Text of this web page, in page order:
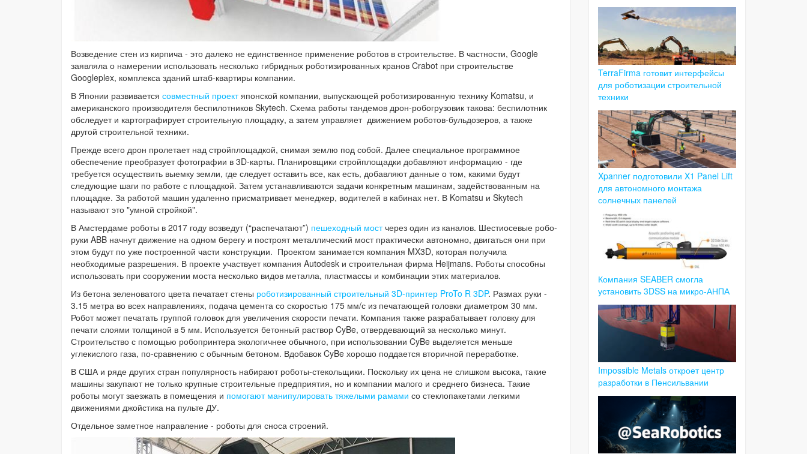
Возведение стен из кирпича - это далеко не единственное применение роботов в строительстве. В частности, Google
заявляла о намерении использовать несколько гибридных роботизированных кранов Crabot при строительстве
Googleplex, комплекса зданий штаб-квартиры компании.
В Японии развивается совместный проектяпонской компании, выпускающей роботизированную технику Komatsu, и
американского производителя беспилотников Skytech. Схема работы тандемов дрон-робогрузовик такова: беспилотник
обследует и картографирует строительную площадку, а затем управляет движением роботов-бульдозеров, а также
другой строительной техники.
Прежде всего дрон пролетает над стройплощадкой, снимая землю под собой. Далее специальное программное
обеспечение преобразует фотографии в 3D-карты. Планировщики стройплощадки добавляют информацию - где
требуется осуществить выемку земли, где следует оставить все, как есть, добавляют данные о том, какими будут
следующие шаги по работе с площадкой. Затем устанавливаются задачи конкретным машинам, задействованным на
площадке. За работой машин удаленно присматривает менеджер, водителей в кабинах нет. В Komatsu и Skytech
называют это "умной стройкой".
В Амстердаме роботы в 2017 году возведут (“распечатают”) пешеходный мостчерез один из каналов. Шестиосевые робо-
руки ABB начнут движение на одном берегу и построят металлический мост практически автономно, двигаться они при
этом будут по уже построенной части конструкции. Проектом занимается компания MX3D, которая получила
необходимые разрешения. В проекте участвует компания Autodesk и строительная фирма Heijmans. Роботы способны
использовать при сооружении моста несколько видов металла, пластмассы и комбинации этих материалов.
Из бетона зеленоватого цвета печатает стены роботизированный строительный 3D-принтер ProTo R 3DP. Размах руки -
3.15 метра во всех направлениях, подача цемента со скоростью 175 мм/с из печатающей головки диаметром 30 мм.
Робот может печатать группой головок для увеличения скорости печати. Компания также разрабатывает головку для
печати слоями толщиной в 5 мм. Используется бетонный раствор CyBe, отвердевающий за несколько минут.
Строительство с помощью робопринтера экологичнее обычного, при использовании CyBe выделяется меньше
углекислого газа, по-сравнению с обычным бетоном. Вдобавок CyBe хорошо поддается вторичной переработке.
В США и ряде других стран популярность набирают роботы-стекольщики. Поскольку их цена не слишком высока, такие
машины закупают не только крупные строительные предприятия, но и компании малого и среднего бизнеса. Такие
роботы могут заезжать в помещения и помогают манипулировать тяжелыми рамами со стеклопакетами легкими
движениями джойстика на пульте ДУ.
Отдельное заметное направление - роботы для сноса строений.
TerraFirma готовит интерфейсы
для роботизации строительной
техники
Xpanner подготовили X1 Panel Lift
для автономного монтажа
солнечных панелей
Компания SEABER смогла
установить 3DSS на микро-АНПА
Impossible Metals откроет центр
разработки в Пенсильвании